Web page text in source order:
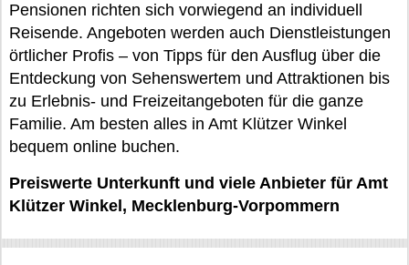
Pensionen richten sich vorwiegend an individuell
Reisende. Angeboten werden auch Dienstleistungen
örtlicher Profis – von Tipps für den Ausflug über die
Entdeckung von Sehenswertem und Attraktionen bis
zu Erlebnis- und Freizeitangeboten für die ganze
Familie. Am besten alles in Amt Klützer Winkel
bequem online buchen.
Preiswerte Unterkunft und viele Anbieter für Amt
Klützer Winkel, Mecklenburg-Vorpommern